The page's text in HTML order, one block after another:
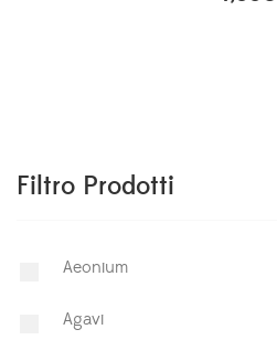
Filtro Prodotti
Aeonium
Agavi